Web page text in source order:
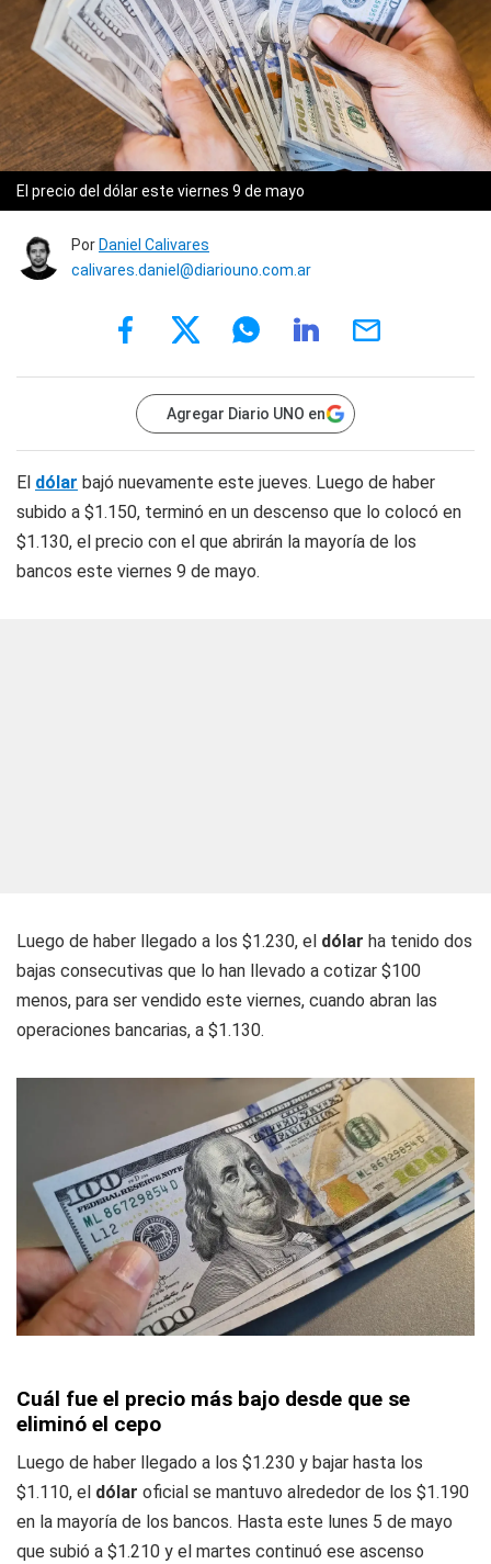
El precio del dólar este viernes 9 de mayo
Por Daniel Calivares
calivares.daniel@diariouno.com.ar
Agregar Diario UNO en
El dólar bajó nuevamente este jueves. Luego de haber
subido a $1.150, terminó en un descenso que lo colocó en
$1.130, el precio con el que abrirán la mayoría de los
bancos este viernes 9 de mayo.
Luego de haber llegado a los $1.230, el dólar ha tenido dos
bajas consecutivas que lo han llevado a cotizar $100
menos, para ser vendido este viernes, cuando abran las
operaciones bancarias, a $1.130.
Cuál fue el precio más bajo desde que se
eliminó el cepo
Luego de haber llegado a los $1.230 y bajar hasta los
$1.110, el dólar oficial se mantuvo alrededor de los $1.190
en la mayoría de los bancos. Hasta este lunes 5 de mayo
que subió a $1.210 y el martes continuó ese ascenso